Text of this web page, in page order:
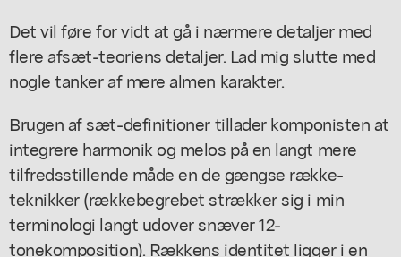
Det vil føre for vidt at gå i nærmere detaljer med
flere afsæt-teoriens detaljer. Lad mig slutte med
nogle tanker af mere almen karakter.
Brugen af sæt-definitioner tillader komponisten at
integrere harmonik og melos på en langt mere
tilfredsstillende måde en de gængse række-
teknikker (rækkebegrebet strækker sig i min
terminologi langt udover snæver 12-
tonekomposition). Rækkens identitet ligger i en